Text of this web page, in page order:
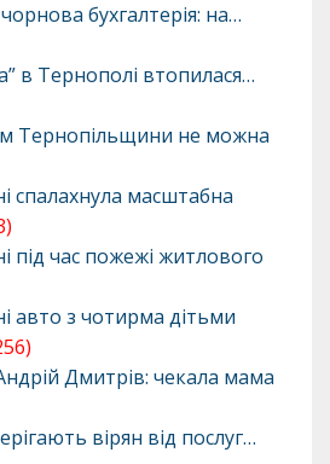
бухгалтерія: на…
в Тернополі втопилася…
Тернопільщини не можна
спалахнула масштабна
під час пожежі житлового
авто з чотирма дітьми
Дмитрів: чекала мама
вірян від послуг…